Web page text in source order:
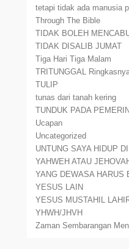
tetapi tidak ada manusia
Through The Bible
TIDAK BOLEH
TIDAK DISALIB JUMAT
Tiga Hari Tiga Malam
TRITUNGGAL
TULIP
tunas dari tanah kering
TUNDUK PADA
Ucapan
Uncategorized
UNTUNG SAYA HIDUP
YAHWEH ATAU
YANG DEWASA HARUS
YESUS LAIN
YESUS MUSTAHIL
YHWH/JHVH
Zaman Sembarangan